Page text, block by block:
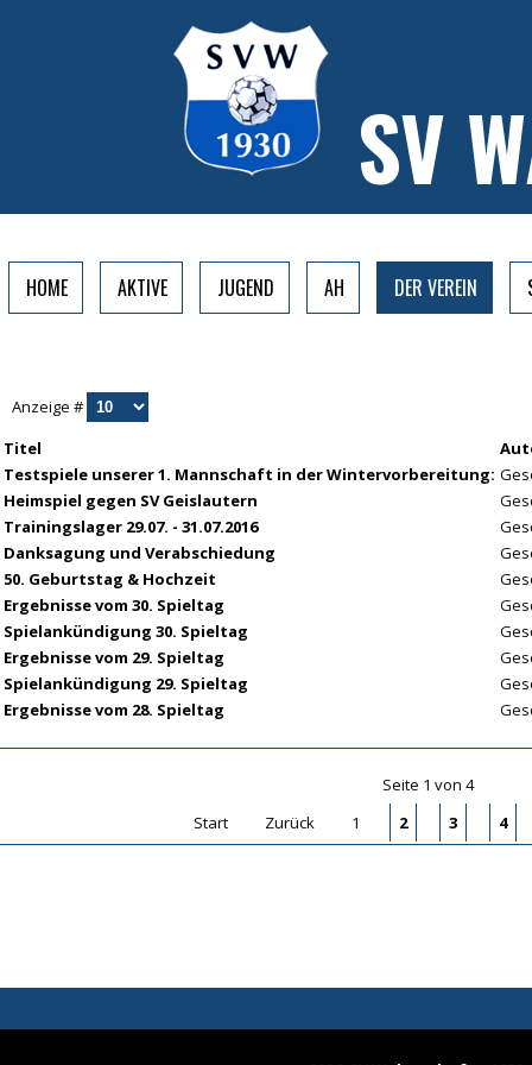
SV
HOME AKTIVE JUGEND AH DER VEREIN
Anzeige #
Titel
Testspiele unserer 1. Mannschaft in der Wintervorbereitung:
Heimspiel gegen SV Geislautern
Trainingslager 29.07. - 31.07.2016
Danksagung und Verabschiedung
50. Geburtstag & Hochzeit
Ergebnisse vom 30. Spieltag
Spielankündigung 30. Spieltag
Ergebnisse vom 29. Spieltag
Spielankündigung 29. Spieltag
Ergebnisse vom 28. Spieltag
Seite 1 von 4
Start
Zurück 1 2 3 4